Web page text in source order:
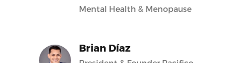
Mental Health & Menopause
Brian Díaz